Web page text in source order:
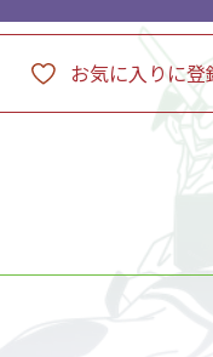
お気に入りに登